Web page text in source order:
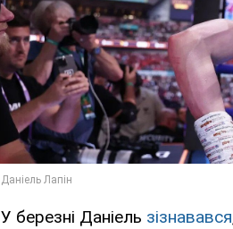
У березні Даніель зізнавався